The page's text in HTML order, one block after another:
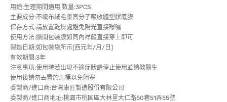
用途:生理期間適用 数量:3PCS
主要成分:不織布絨毛漿高分子吸收體塑膠底膜
保存方式:請放置乾燥處避免陽光直接曝曬
使用方法:撕開包装膜如同內祥般直接穿上即可
製造日期:如包裝袋所示[西元年/月/日]
有效期間:3年
注意事项:使用時若出現不適症狀請停止使用並請教醫生
使用後請勿丟置於馬桶以免阻塞
委製商/進口商:台灣康匠製造股份有限公司
委製商/進口商地址:桃園市桃国區大林里大仁路50巷51弄55號